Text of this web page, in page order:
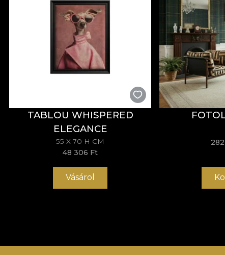
TABLOU WHISPERED
ELEGANCE
55 X 70 H CM
48 306 Ft
Vásárol